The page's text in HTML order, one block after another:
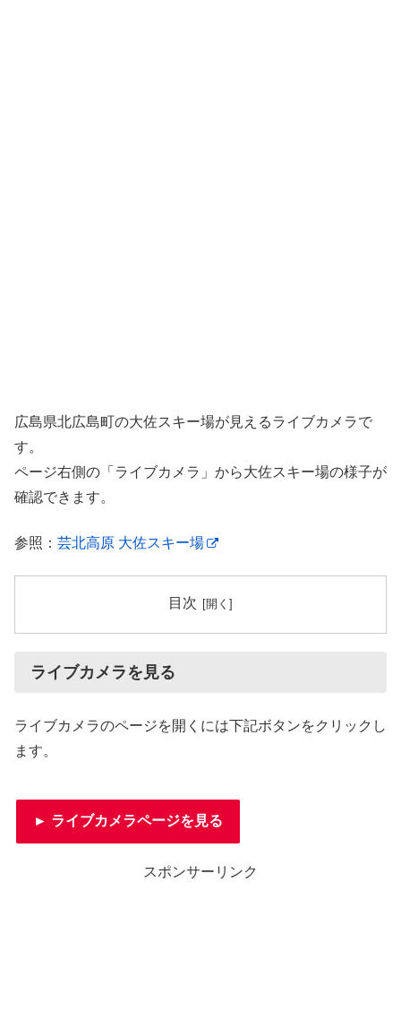
広島県北広島町の大佐スキー場が見えるライブカメラで
す。
ページ右側の「ライブカメラ」から大佐スキー場の様子が
確認できます。
参照： 芸北高原 大佐スキー場
目次
ライブカメラを見る
ライブカメラのページを開くには下記ボタンをクリックし
ます。
► ライブカメラページを見る
スポンサーリンク